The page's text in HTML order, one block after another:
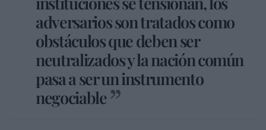
adversarios son tratados como
obstáculos que deben ser
neutralizados y la nación común
pasa a ser un instrumento
negociable